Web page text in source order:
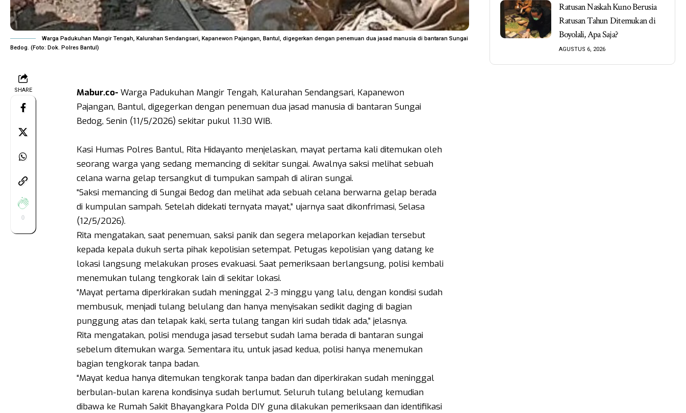
Warga Padukuhan Mangir Tengah, Kalurahan Sendangsari, Kapanewon Pajangan, Bantul, digegerkan dengan penemuan dua jasad manusia di bantaran Sungai
Bedog. (Foto: Dok. Polres Bantul)
SHARE
0
Mabur.co- Warga Padukuhan Mangir Tengah, Kalurahan Sendangsari, Kapanewon
Pajangan, Bantul, digegerkan dengan penemuan dua jasad manusia di bantaran Sungai
Bedog, Senin (11/5/2026) sekitar pukul 11.30 WIB.
‎Kasi Humas Polres Bantul, Rita Hidayanto menjelaskan, mayat pertama kali ditemukan oleh
seorang warga yang sedang memancing di sekitar sungai. Awalnya saksi melihat sebuah
celana warna gelap tersangkut di tumpukan sampah di aliran sungai.
“Saksi memancing di Sungai Bedog dan melihat ada sebuah celana berwarna gelap berada
di kumpulan sampah. Setelah didekati ternyata mayat,” ujarnya saat dikonfrimasi, Selasa
(12/5/2026)‎.
Rita mengatakan, saat penemuan, saksi panik dan segera melaporkan kejadian tersebut
kepada kepala dukuh serta pihak kepolisian setempat. Petugas kepolisian yang datang ke
lokasi langsung melakukan proses evakuasi. Saat pemeriksaan berlangsung, polisi kembali
menemukan tulang tengkorak lain di sekitar lokasi.
“Mayat pertama diperkirakan sudah meninggal 2-3 minggu yang lalu, dengan kondisi sudah
membusuk, menjadi tulang belulang dan hanya menyisakan sedikit daging di bagian
punggung atas dan telapak kaki, serta tulang tangan kiri sudah tidak ada,” jelasnya.
Rita mengatakan, polisi menduga jasad tersebut sudah lama berada di bantaran sungai
sebelum ditemukan warga. Sementara itu, untuk jasad kedua, polisi hanya menemukan
bagian tengkorak tanpa badan.
“Mayat kedua hanya ditemukan tengkorak tanpa badan dan diperkirakan sudah meninggal
berbulan-bulan karena kondisinya sudah berlumut. Seluruh tulang belulang kemudian
dibawa ke Rumah Sakit Bhayangkara Polda DIY guna dilakukan pemeriksaan dan identifikasi
Ratusan Naskah Kuno Berusia
Ratusan Tahun Ditemukan di
Boyolali, Apa Saja?
AGUSTUS 6, 2026